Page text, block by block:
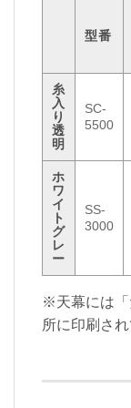
型番
糸
入
り
透
明
SC-
5500
ホ
ワ
イ
ト
グ
レ
ー
SS-
3000
※天幕には「
所に印刷され